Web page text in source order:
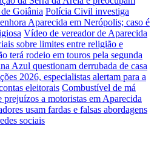
Goiânia Polícia Civil investiga
Aparecida em Nerópolis; caso é
Vídeo de vereador de Aparecida
sobre limites entre religião e
terá rodeio em touros pela segunda
Azul questionam derrubada de casa
2026, especialistas alertam para a
eleitorais Combustível de má
prejuízos a motoristas em Aparecida
usam fardas e falsas abordagens
sociais